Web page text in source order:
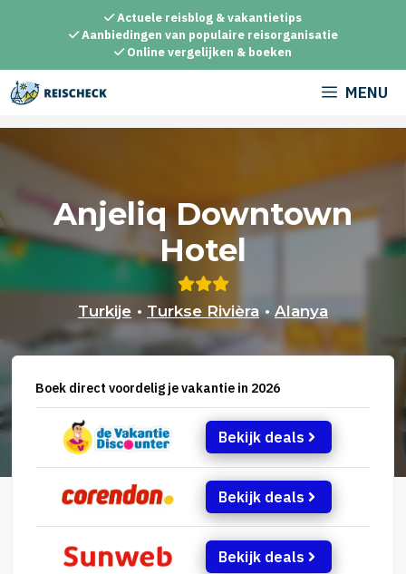
inhoud
Actuele reisblog & vakantietips
Aanbiedingen van populaire reisorganisatie
Online vergelijken & boeken
MENU
Anjeliq Downtown
Hotel
Turkije • Turkse Rivièra • Alanya
Boek direct voordelig je vakantie in 2026
Bekijk deals
Bekijk deals
Bekijk deals